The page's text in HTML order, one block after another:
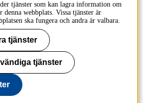
tjänster som kan lagra information om
denna webbplats. Vissa tjänster är
ska fungera och andra är valbara.
tjänster
tjänster